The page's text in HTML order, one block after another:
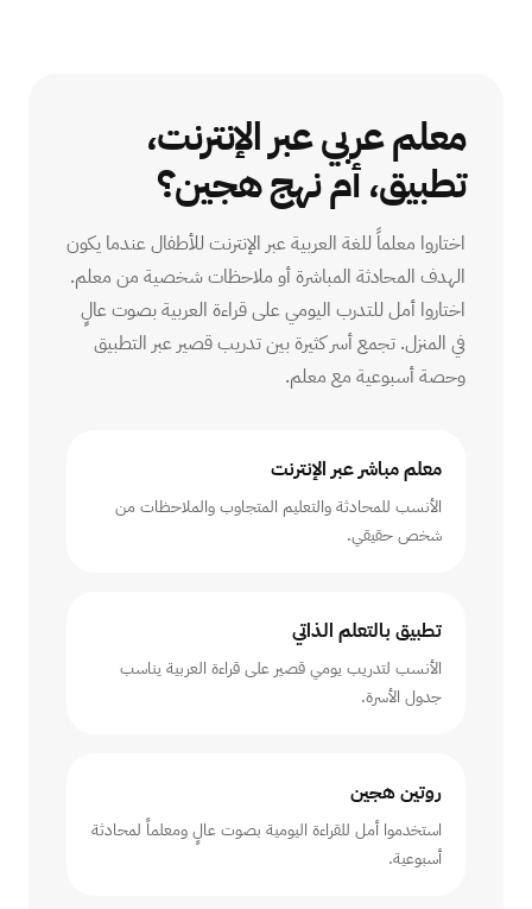
معلم عربي عبر الإنترنت،
تطبيق، أم نهج هجين؟
اختاروا معلماً للغة العربية عبر الإنترنت للأطفال عندما يكون
الهدف المحادثة المباشرة أو ملاحظات شخصية من معلم.
اختاروا أمل للتدرب اليومي على قراءة العربية بصوت عالٍ
في المنزل. تجمع أسر كثيرة بين تدريب قصير عبر التطبيق
وحصة أسبوعية مع معلم.
معلم مباشر عبر الإنترنت
الأنسب للمحادثة والتعليم المتجاوب والملاحظات من
شخص حقيقي.
تطبيق بالتعلم الذاتي
الأنسب لتدريب يومي قصير على قراءة العربية يناسب
جدول الأسرة.
روتين هجين
استخدموا أمل للقراءة اليومية بصوت عالٍ ومعلماً لمحادثة
أسبوعية.